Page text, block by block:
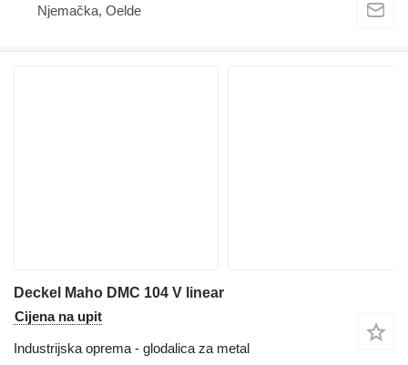
Njemačka, Oelde
Deckel Maho DMC 104 V linear
Cijena na upit
Industrijska oprema - glodalica za metal